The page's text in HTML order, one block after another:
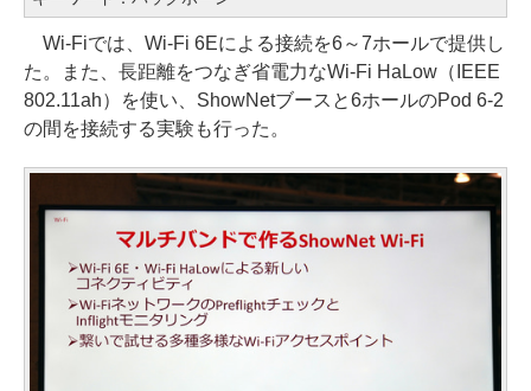
Wi-Fiでは、Wi-Fi 6Eによる接続を6～7ホールで提供し
た。また、長距離をつなぎ省電力なWi-Fi HaLow（IEEE
802.11ah）を使い、ShowNetブースと6ホールのPod 6-2
の間を接続する実験も行った。